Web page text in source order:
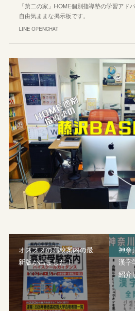
「第二の家」HOME個別指導塾の学習アド
自由気ままな掲示板です。
LINE OPENCHAT
オススメの高校案内の最
新版が出ました！
神奈
漢字
紹介